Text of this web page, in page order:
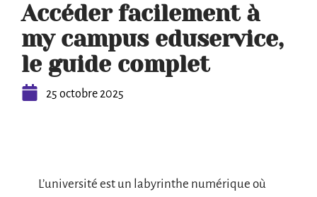
Accéder facilement à
my campus eduservice,
le guide complet
25 octobre 2025
L’université est un labyrinthe numérique où